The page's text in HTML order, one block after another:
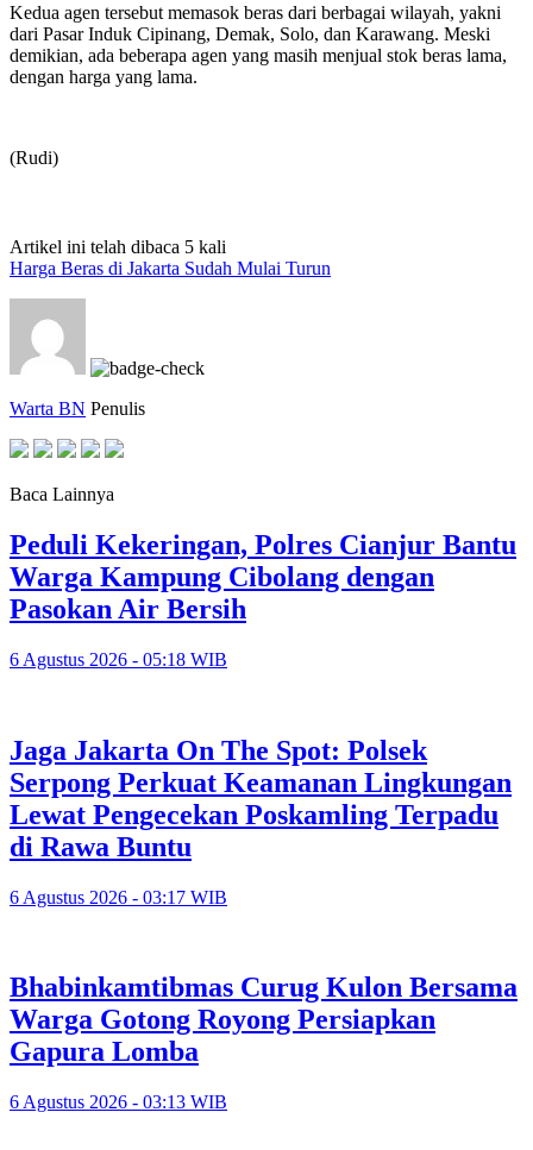
Kedua agen tersebut memasok beras dari berbagai wilayah, yakni
dari Pasar Induk Cipinang, Demak, Solo, dan Karawang. Meski
demikian, ada beberapa agen yang masih menjual stok beras lama,
dengan harga yang lama.
(Rudi)
Artikel ini telah dibaca 5 kali
Harga Beras di Jakarta Sudah Mulai Turun
Warta BN Penulis
Baca Lainnya
Peduli Kekeringan, Polres Cianjur Bantu
Warga Kampung Cibolang dengan
Pasokan Air Bersih
6 Agustus 2026 - 05:18 WIB
Jaga Jakarta On The Spot: Polsek
Serpong Perkuat Keamanan Lingkungan
Lewat Pengecekan Poskamling Terpadu
di Rawa Buntu
6 Agustus 2026 - 03:17 WIB
Bhabinkamtibmas Curug Kulon Bersama
Warga Gotong Royong Persiapkan
Gapura Lomba
6 Agustus 2026 - 03:13 WIB